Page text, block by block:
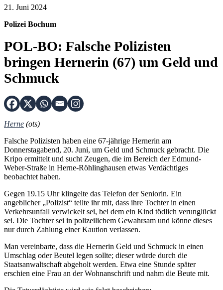
21. Juni 2024
Polizei Bochum
POL-BO: Falsche Polizisten
bringen Hernerin (67) um Geld und
Schmuck
Herne (ots)
Falsche Polizisten haben eine 67-jährige Hernerin am
Donnerstagabend, 20. Juni, um Geld und Schmuck gebracht. Die
Kripo ermittelt und sucht Zeugen, die im Bereich der Edmund-
Weber-Straße in Herne-Röhlinghausen etwas Verdächtiges
beobachtet haben.
Gegen 19.15 Uhr klingelte das Telefon der Seniorin. Ein
angeblicher „Polizist“ teilte ihr mit, dass ihre Tochter in einen
Verkehrsunfall verwickelt sei, bei dem ein Kind tödlich verunglückt
sei. Die Tochter sei in polizeilichem Gewahrsam und könne dieses
nur durch Zahlung einer Kaution verlassen.
Man vereinbarte, dass die Hernerin Geld und Schmuck in einen
Umschlag oder Beutel legen sollte; dieser würde durch die
Staatsanwaltschaft abgeholt werden. Etwa eine Stunde später
erschien eine Frau an der Wohnanschrift und nahm die Beute mit.